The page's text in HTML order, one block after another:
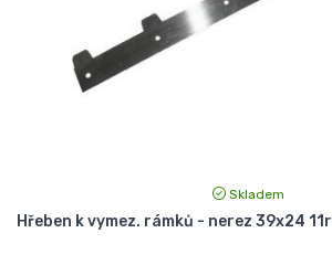
Skladem
Hřeben k vymez. rámků - nerez 39x24